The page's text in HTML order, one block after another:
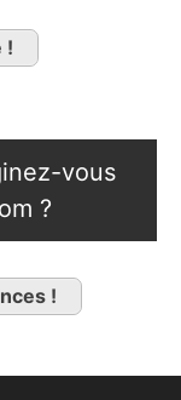
!
vous
?
!